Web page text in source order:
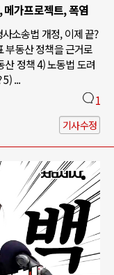
가프로젝트, 폭염
소송법 개정, 이제 끝?
부동산 정책을 근거로
정책 4) 노동법 도려
...
1
기사수정